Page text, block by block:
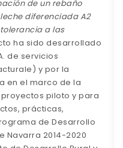
de un rebaño
diferenciada A2
a las
ha sido desarrollado
de servicios
y por la
en el marco de la
piloto y para
prácticas,
de Desarrollo
Navarra 2014-2020